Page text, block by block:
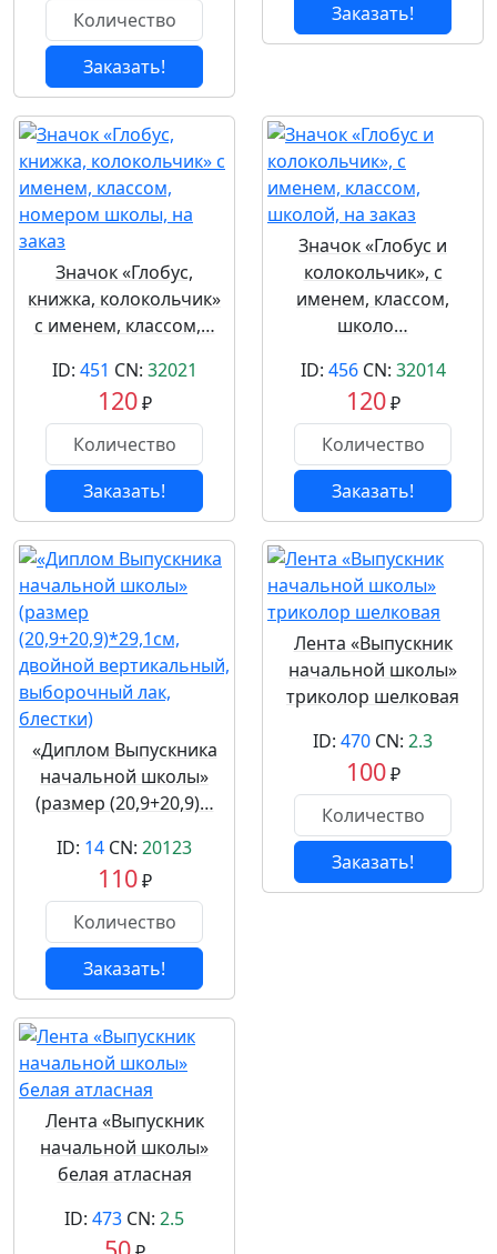
Заказать!
Заказать!
Значок «Глобус,
книжка, колокольчик»
с именем, классом,…
ID: 451 CN: 32021
120₽
Заказать!
Значок «Глобус и
колокольчик», с
именем, классом,
школо…
ID: 456CN: 32014
120₽
Заказать!
«Диплом Выпускника
начальной школы»
(размер (20,9+20,9)…
ID: 14 CN: 20123
110₽
Заказать!
Лента «Выпускник
начальной школы»
триколор шелковая
ID: 470 CN: 2.3
100₽
Заказать!
Лента «Выпускник
начальной школы»
белая атласная
ID: 473 CN: 2.5